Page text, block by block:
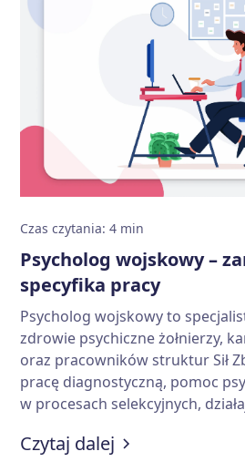
Czas czytania:4 min
Psycholog wojskowy –
specyfika pracy
Psycholog wojskowy to
zdrowie psychiczne żołnierzy,
oraz pracowników struktur Sił
pracę diagnostyczną, pomoc
w procesach selekcyjnych,
wyjaśniamy, jak wygląda jego
Czytaj dalej :Psycholog